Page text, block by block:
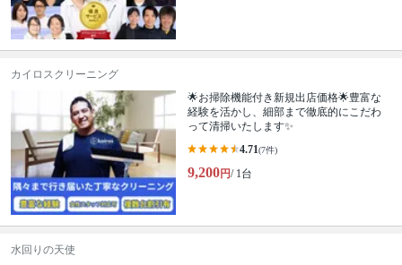
カイロスクリーニング
🌟お掃除機能付き新規出店価格🌟豊富な
経験を活かし、細部まで徹底的にこだわ
って清掃いたします✨
4.71(7件)
9,200円/ 1台
水回りの天使